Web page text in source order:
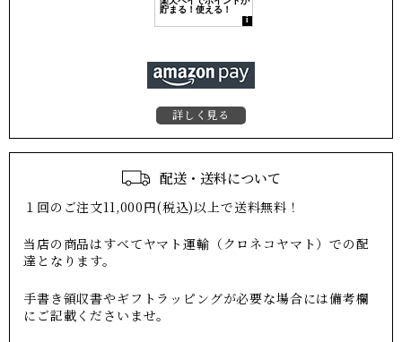
詳しく見る
配送・送料について
１回のご注文11,000円(税込)以上で送料無料！
当店の商品はすべてヤマト運輸（クロネコヤマト）での配
達となります。
手書き領収書やギフトラッピングが必要な場合には備考欄
にご記載くださいませ。